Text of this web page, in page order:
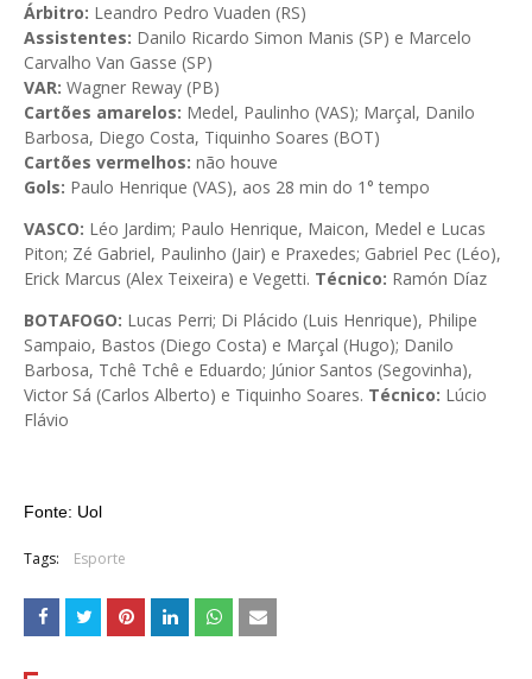
Árbitro: Leandro Pedro Vuaden (RS)
Assistentes: Danilo Ricardo Simon Manis (SP) e Marcelo
Carvalho Van Gasse (SP)
VAR: Wagner Reway (PB)
Cartões amarelos: Medel, Paulinho (VAS); Marçal, Danilo
Barbosa, Diego Costa, Tiquinho Soares (BOT)
Cartões vermelhos: não houve
Gols: Paulo Henrique (VAS), aos 28 min do 1° tempo
VASCO: Léo Jardim; Paulo Henrique, Maicon, Medel e Lucas
Piton; Zé Gabriel, Paulinho (Jair) e Praxedes; Gabriel Pec (Léo),
Erick Marcus (Alex Teixeira) e Vegetti. Técnico: Ramón Díaz
BOTAFOGO: Lucas Perri; Di Plácido (Luis Henrique), Philipe
Sampaio, Bastos (Diego Costa) e Marçal (Hugo); Danilo
Barbosa, Tchê Tchê e Eduardo; Júnior Santos (Segovinha),
Victor Sá (Carlos Alberto) e Tiquinho Soares. Técnico: Lúcio
Flávio
Fonte: Uol
Tags: Esporte